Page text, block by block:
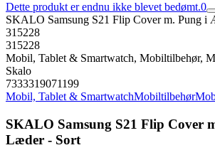
Dette produkt er endnu ikke blevet bedømt.0
SKALO Samsung S21 Flip Cover m. Pung i
315228
315228
Mobil, Tablet & Smartwatch, Mobiltilbehør,
Skalo
7333319071199
Mobil, Tablet & SmartwatchMobiltilbehør
SKALO Samsung S21 Flip Cover
Læder - Sort